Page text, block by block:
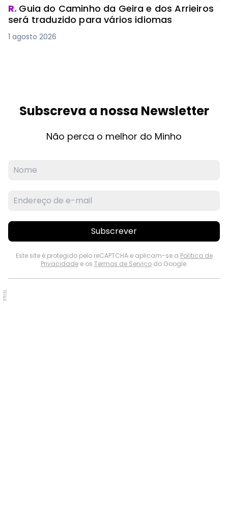
R. Guia do Caminho da Geira e dos Arrieiros
será traduzido para vários idiomas
1 agosto 2026
Subscreva a nossa Newsletter
Não perca o melhor do Minho
Subscrever
Este site é protegido pelo reCAPTCHA e aplicam-se a Política de
Privacidadee os Termos de Serviçodo Google.
PUB.